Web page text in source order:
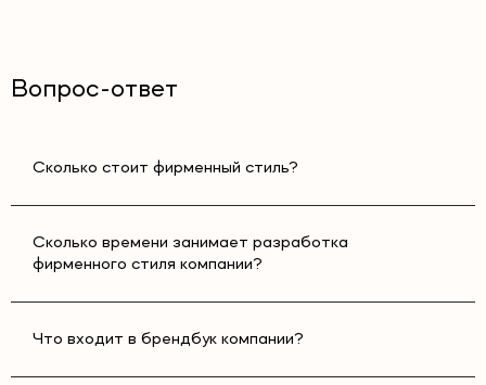
Вопрос-ответ
Сколько стоит фирменный стиль?
Сколько времени занимает разработка
фирменного стиля компании?
Что входит в брендбук компании?